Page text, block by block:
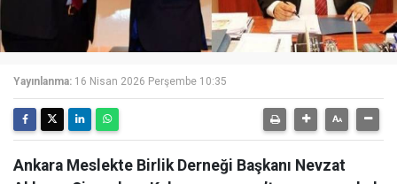
Yayınlanma: 16 Nisan 2026 Perşembe 10:35
Ankara Meslekte Birlik Derneği Başkanı Nevzat